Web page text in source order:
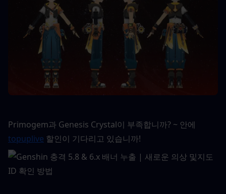
Primogem과 Genesis Crystal이 부족합니까? ~ 안에
topuplive 할인이 기다리고 있습니까!